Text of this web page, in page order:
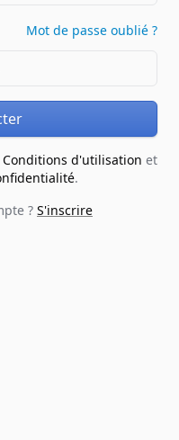
Mot de passe oublié ?
Conditions d'utilisation et
.
? S'inscrire